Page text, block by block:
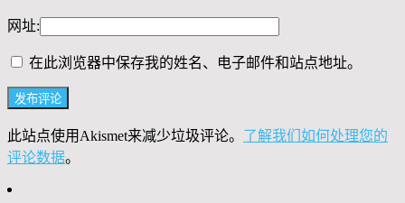
网址:
在此浏览器中保存我的姓名、电子邮件和站点地址。
此站点使用Akismet来减少垃圾评论。 了解我们如何处理您的
评论数据。